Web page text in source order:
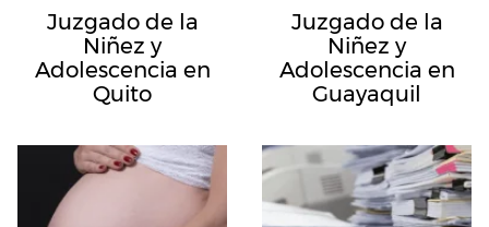
Juzgado de la
Niñez y
Adolescencia en
Quito
Juzgado de la
Niñez y
Adolescencia en
Guayaquil